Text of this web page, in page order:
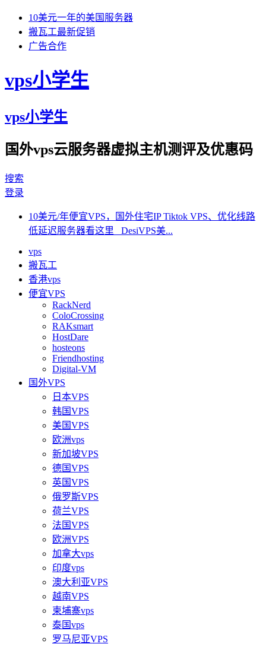
10美元一年的美国服务器
搬瓦工最新促销
广告合作
vps小学生
vps小学生
国外vps云服务器虚拟主机测评及优惠码
搜索
登录
10美元/年便宜VPS，国外住宅IP Tiktok VPS、优化线路
低延迟服务器看这里 DesiVPS美...
vps
搬瓦工
香港vps
便宜VPS
RackNerd
ColoCrossing
RAKsmart
HostDare
hosteons
Friendhosting
Digital-VM
国外VPS
日本VPS
韩国VPS
美国VPS
欧洲vps
新加坡VPS
德国VPS
英国VPS
俄罗斯VPS
荷兰VPS
法国VPS
欧洲VPS
加拿大vps
印度vps
澳大利亚VPS
越南VPS
柬埔寨vps
泰国vps
罗马尼亚VPS